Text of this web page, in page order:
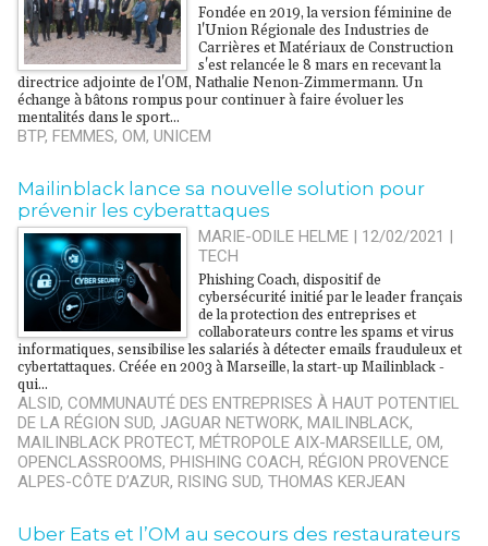
Fondée en 2019, la version féminine de
l'Union Régionale des Industries de
Carrières et Matériaux de Construction
s'est relancée le 8 mars en recevant la
directrice adjointe de l'OM, Nathalie Nenon-Zimmermann. Un
échange à bâtons rompus pour continuer à faire évoluer les
mentalités dans le sport...
BTP, FEMMES, OM, UNICEM
Mailinblack lance sa nouvelle solution pour
prévenir les cyberattaques
MARIE-ODILE HELME | 12/02/2021 |
TECH
Phishing Coach, dispositif de
cybersécurité initié par le leader français
de la protection des entreprises et
collaborateurs contre les spams et virus
informatiques, sensibilise les salariés à détecter emails frauduleux et
cybertattaques. Créée en 2003 à Marseille, la start-up Mailinblack -
qui...
ALSID, COMMUNAUTÉ DES ENTREPRISES À HAUT POTENTIEL
DE LA RÉGION SUD, JAGUAR NETWORK, MAILINBLACK,
MAILINBLACK PROTECT, MÉTROPOLE AIX-MARSEILLE, OM,
OPENCLASSROOMS, PHISHING COACH, RÉGION PROVENCE
ALPES-CÔTE D’AZUR, RISING SUD, THOMAS KERJEAN
Uber Eats et l’OM au secours des restaurateurs